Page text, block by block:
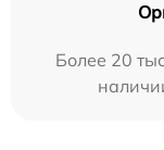
Более 20